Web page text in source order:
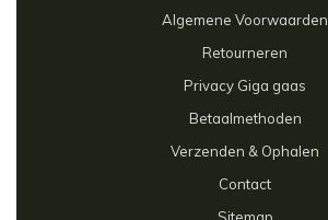
Algemene Voorwaarden
Retourneren
Privacy Giga gaas
Betaalmethoden
Verzenden & Ophalen
Contact